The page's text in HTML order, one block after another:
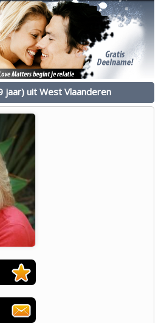
jaar) uit West Vlaanderen